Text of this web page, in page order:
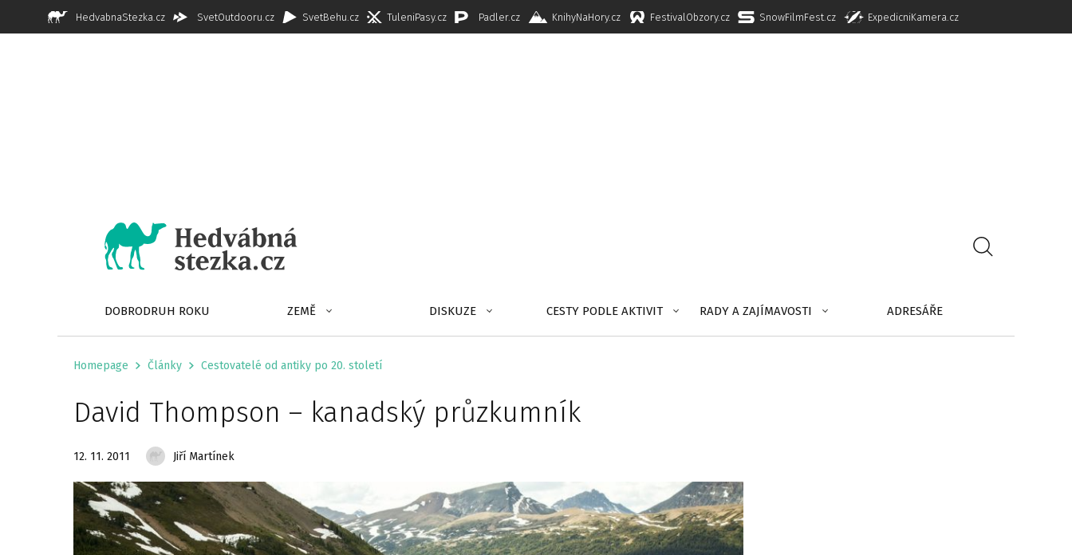
HedvabnaStezka.cz SvetOutdooru.cz SvetBehu.cz TuleniPasy.cz Padler.cz KnihyNaHory.cz FestivalObzory.cz SnowFilmFest.cz ExpedicniKamera.cz
DOBRODRUH ROKU ZEMĚ DISKUZE CESTY PODLE AKTIVIT RADY A ZAJÍMAVOSTI ADRESÁŘE
Homepage Články Cestovatelé od antiky po 20. století
David Thompson – kanadský průzkumník
12. 11. 2011 Jiří Martínek